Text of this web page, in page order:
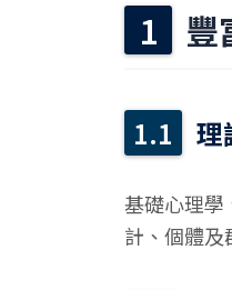
豐
理
基礎心理學
計、個體